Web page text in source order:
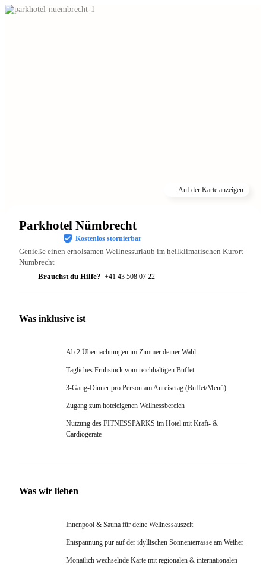
Auf der Karte anzeigen
Parkhotel Nümbrecht
Kostenlos stornierbar
Genieße einen erholsamen Wellnessurlaub im heilklimatischen Kurort
Nümbrecht
Brauchst du Hilfe? +41 43 508 07 22
Was inklusive ist
Ab 2 Übernachtungen im Zimmer deiner Wahl
Tägliches Frühstück vom reichhaltigen Buffet
3-Gang-Dinner pro Person am Anreisetag (Buffet/Menü)
Zugang zum hoteleigenen Wellnessbereich
Nutzung des FITNESSPARKS im Hotel mit Kraft- &
Cardiogeräte
Was wir lieben
Innenpool & Sauna für deine Wellnessauszeit
Entspannung pur auf der idyllischen Sonnenterrasse am Weiher
Monatlich wechselnde Karte mit regionalen & internationalen